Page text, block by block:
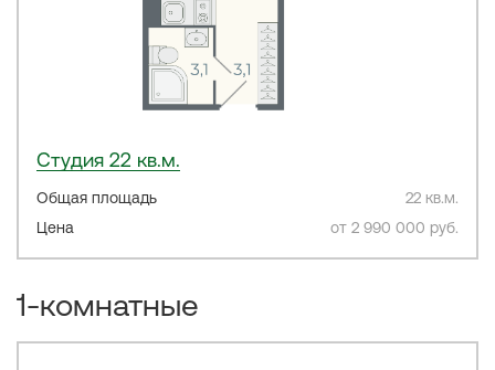
Студия 22 кв.м.
Общая площадь
22 кв.м.
Цена
от 2 990 000 руб.
1-комнатные